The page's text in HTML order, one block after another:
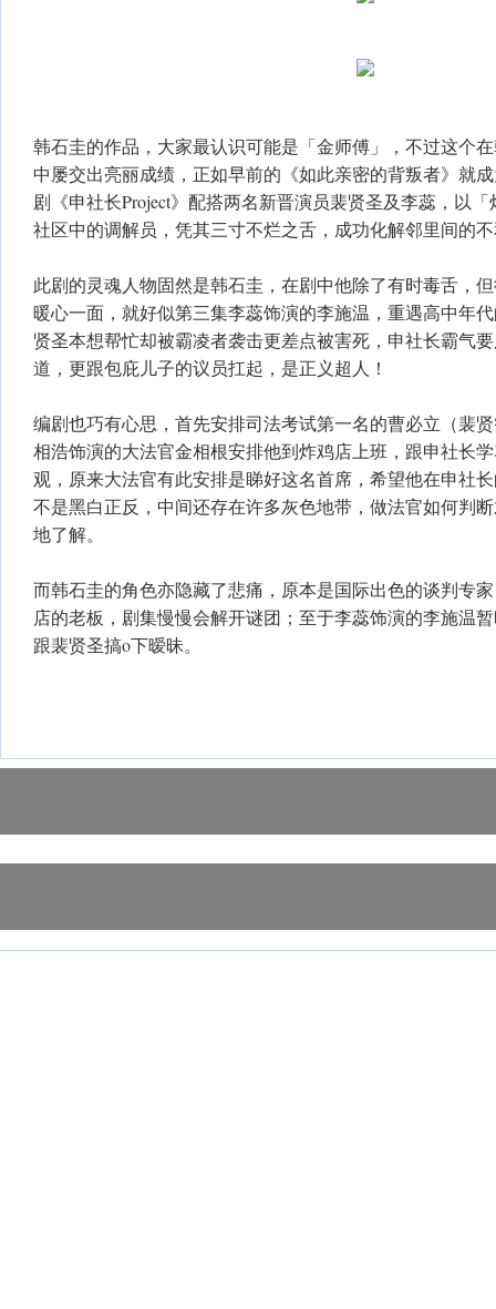
韩石圭的作品，大家最认识可能是「金师傅」，不过这个
中屡交出亮丽成绩，正如早前的《如此亲密的背叛者》就
剧《申社长Project》配搭两名新晋演员裴贤圣及李蕊，以
社区中的调解员，凭其三寸不烂之舌，成功化解邻里间的
此剧的灵魂人物固然是韩石圭，在剧中他除了有时毒舌，
暖心一面，就好似第三集李蕊饰演的李施温，重遇高中年
贤圣本想帮忙却被霸凌者袭击更差点被害死，申社长霸气
道，更跟包庇儿子的议员扛起，是正义超人！
编剧也巧有心思，首先安排司法考试第一名的曹必立（裴
相浩饰演的大法官金相根安排他到炸鸡店上班，跟申社长
观，原来大法官有此安排是睇好这名首席，希望他在申社
不是黑白正反，中间还存在许多灰色地带，做法官如何判
地了解。
而韩石圭的角色亦隐藏了悲痛，原本是国际出色的谈判专
店的老板，剧集慢慢会解开谜团；至于李蕊饰演的李施温
跟裴贤圣搞o下暧昧。